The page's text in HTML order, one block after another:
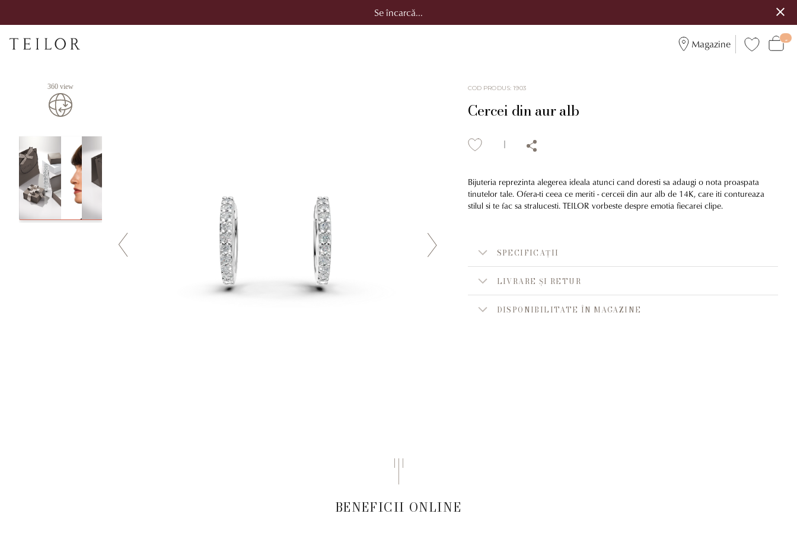
Se încarcă...
Magazine
360 view COD PRODUS:1903
Cercei din aur alb
Bijuteria reprezinta alegerea ideala atunci cand doresti sa adaugi o nota proaspata
tinutelor tale. Ofera-ti ceea ce meriti - cerceii din aur alb de 14K, care iti contureaza
stilul si te fac sa stralucesti. TEILOR vorbeste despre emotia fiecarei clipe.
SPECIFICAȚII
LIVRARE ȘI RETUR
DISPONIBILITATE ÎN MAGAZINE
BENEFICII ONLINE